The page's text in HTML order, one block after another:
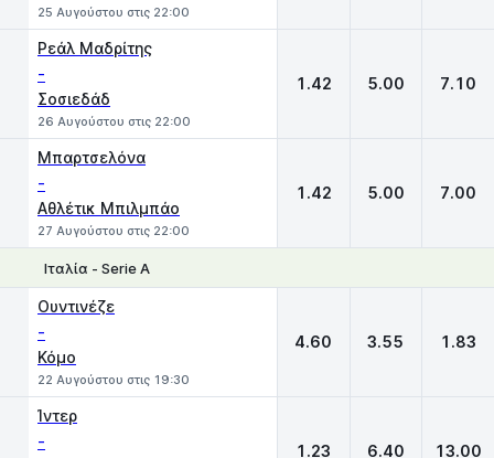
25 Αυγούστου στις 22:00
Ρεάλ Μαδρίτης
-
Σοσιεδάδ
26 Αυγούστου στις 22:00
1.42 5.00 7.10
Μπαρτσελόνα
-
Αθλέτικ Μπιλμπάο
27 Αυγούστου στις 22:00
1.42 5.00 7.00
Ιταλία - Serie A
Ουντινέζε
-
Κόμο
22 Αυγούστου στις 19:30
4.60 3.55 1.83
Ίντερ
- 1.23 6.40 13.00